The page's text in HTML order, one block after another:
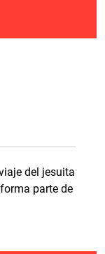
del jesuita
parte de